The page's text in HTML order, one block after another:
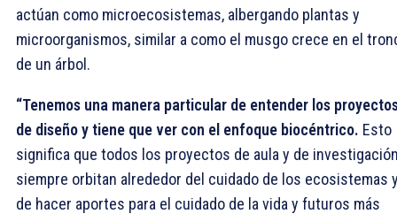
actúan como microecosistemas, albergando plantas y
microorganismos, similar a como el musgo crece en el
de un árbol.
“Tenemos una manera particular de entender los
de diseño y tiene que ver con el enfoque biocéntrico. Esto
significa que todos los proyectos de aula y de
siempre orbitan alrededor del cuidado de los ecosistemas
de hacer aportes para el cuidado de la vida y futuros más